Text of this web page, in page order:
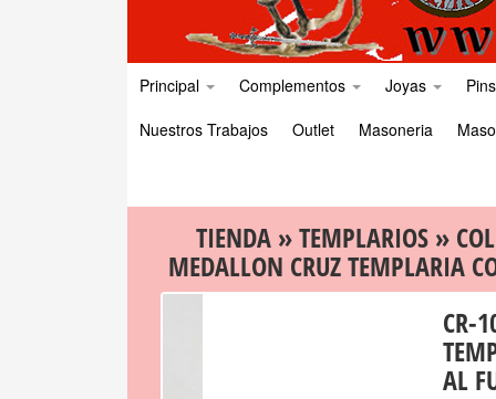
Principal Complementos Joyas
Pins
Nuestros Trabajos
Outlet Masoneria
TIENDA»TEMPLARIOS»
MEDALLON CRUZ TEMPLARIA
CR-
AL